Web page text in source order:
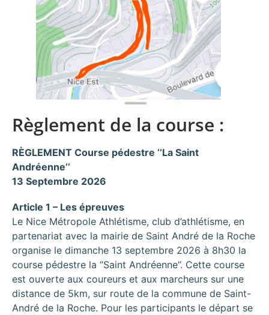
Règlement de la course :
RÈGLEMENT Course pédestre ‘’La Saint
Andréenne’’
13 Septembre 2026
Article 1 – Les épreuves
Le Nice Métropole Athlétisme, club d’athlétisme, en
partenariat avec la mairie de Saint André de la Roche
organise le dimanche 13 septembre 2026 à 8h30 la
course pédestre la ‘’Saint Andréenne’’. Cette course
est ouverte aux coureurs et aux marcheurs sur une
distance de 5km, sur route de la commune de Saint-
André de la Roche. Pour les participants le départ se